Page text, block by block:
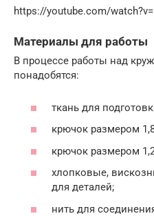
https://youtube.com/
Материалы для работы
В процессе работы над
понадобятся:
ткань для
крючок размером
крючок размером
хлопковые,
для деталей;
нить для